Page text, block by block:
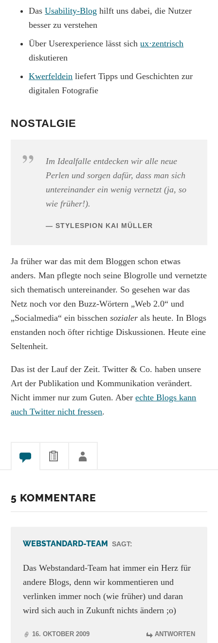
DasUsability-Blog hilft uns dabei, die Nutzer
besser zu verstehen
Über Userexperience lässt sichux·zentrisch
diskutieren
Kwerfeldein liefert Tipps und Geschichten zur
digitalen Fotografie
NOSTALGIE
Im Idealfalle entdecken wir alle neue
Perlen und sorgen dafür, dass man sich
untereinander ein wenig vernetzt (ja, so
wie früher!).
STYLESPION KAI MÜLLER
Ja früher war das mit dem Bloggen schon etwas
anders. Man pflegte noch seine Blogrolle und vernetzte
sich thematisch untereinander. So gesehen war das
Netz noch vor den Buzz-Wörtern „Web 2.0“ und
„Socialmedia“ ein bisschensozialer als heute. In Blogs
enstanden noch öfter richtige Diskussionen. Heute eine
Seltenheit.
Das ist der Lauf der Zeit. Twitter & Co. haben unsere
Art der Publikation und Kommunikation verändert.
Nicht immer nur zum Guten. Aberechte Blogs kann
auch Twitter nicht fressen.
5 KOMMENTARE
WEBSTANDARD-TEAM SAGT:
Das Webstandard-Team hat immer ein Herz für
andere Blogs, denn wir kommentieren und
verlinken immer noch (wie früher) und daran
wird sich auch in Zukunft nichts ändern ;o)
16. OKTOBER 2009 ANTWORTEN